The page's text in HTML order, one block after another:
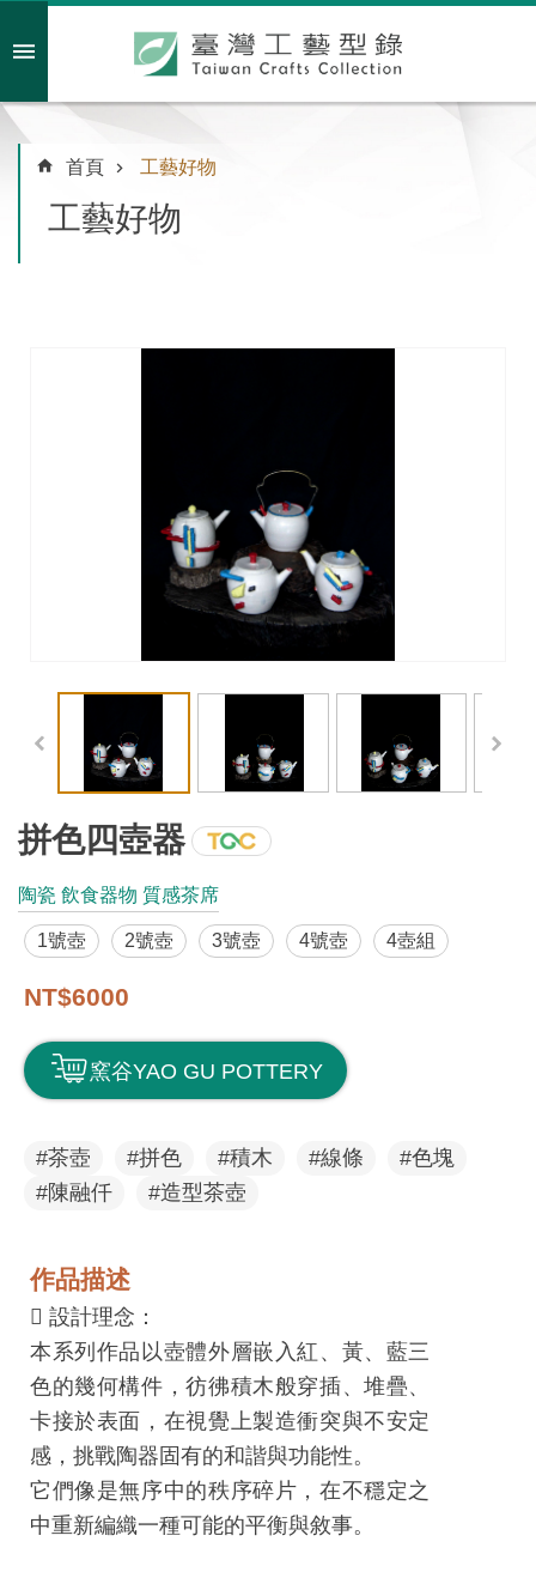
會員註冊/登入
物
工
藝
美
術
訊
息
遞
關
平
台
回
首
頁
網
站
導
首頁 工藝好物
工藝好物
拼色四壺器
陶瓷 飲食器物 質感茶席
1號壺 2號壺 3號壺 4號壺 4壺組
NT$6000
窯谷YAO GU POTTERY
#茶壺 #拼色 #積木 #線條
#色塊
#陳融仟
#造型茶壺
作品描述
 設計理念：
本系列作品以壺體外層嵌入紅、黃、藍三
色的幾何構件，彷彿積木般穿插、堆疊、
卡接於表面，在視覺上製造衝突與不安定
感，挑戰陶器固有的和諧與功能性。
它們像是無序中的秩序碎片，在不穩定之
中重新編織一種可能的平衡與敘事。